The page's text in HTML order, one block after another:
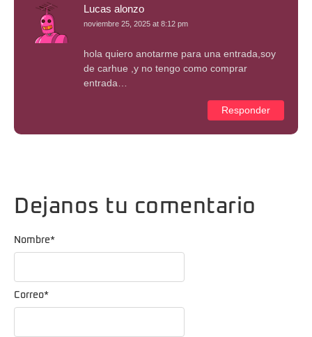
Lucas alonzo
noviembre 25, 2025 at 8:12 pm
hola quiero anotarme para una entrada,soy
de carhue ,y no tengo como comprar
entrada…
Responder
Dejanos tu comentario
Nombre*
Correo*